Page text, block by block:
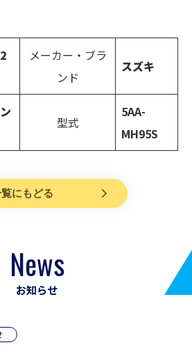
メーカー・ブラ
ンド
スズキ
型式
5AA-
MH95S
にもどる
News
お知らせ